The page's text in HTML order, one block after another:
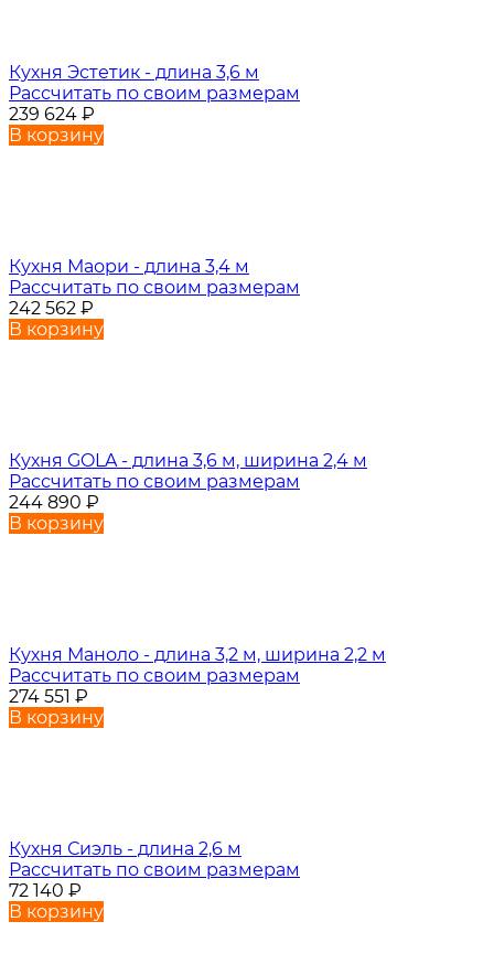
Кухня Эстетик - длина 3,6 м
Рассчитать по своим размерам
239 624 ₽
В корзину
Кухня Маори - длина 3,4 м
Рассчитать по своим размерам
242 562 ₽
В корзину
Кухня GOLA - длина 3,6 м, ширина 2,4 м
Рассчитать по своим размерам
244 890 ₽
В корзину
Кухня Маноло - длина 3,2 м, ширина 2,2 м
Рассчитать по своим размерам
274 551 ₽
В корзину
Кухня Сиэль - длина 2,6 м
Рассчитать по своим размерам
72 140 ₽
В корзину